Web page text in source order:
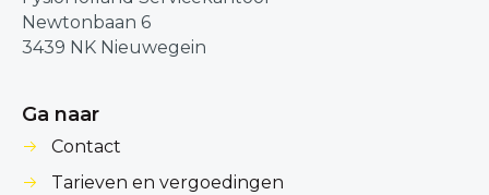
Newtonbaan 6
3439 NK Nieuwegein
Ga naar
Contact
Tarieven en vergoedingen